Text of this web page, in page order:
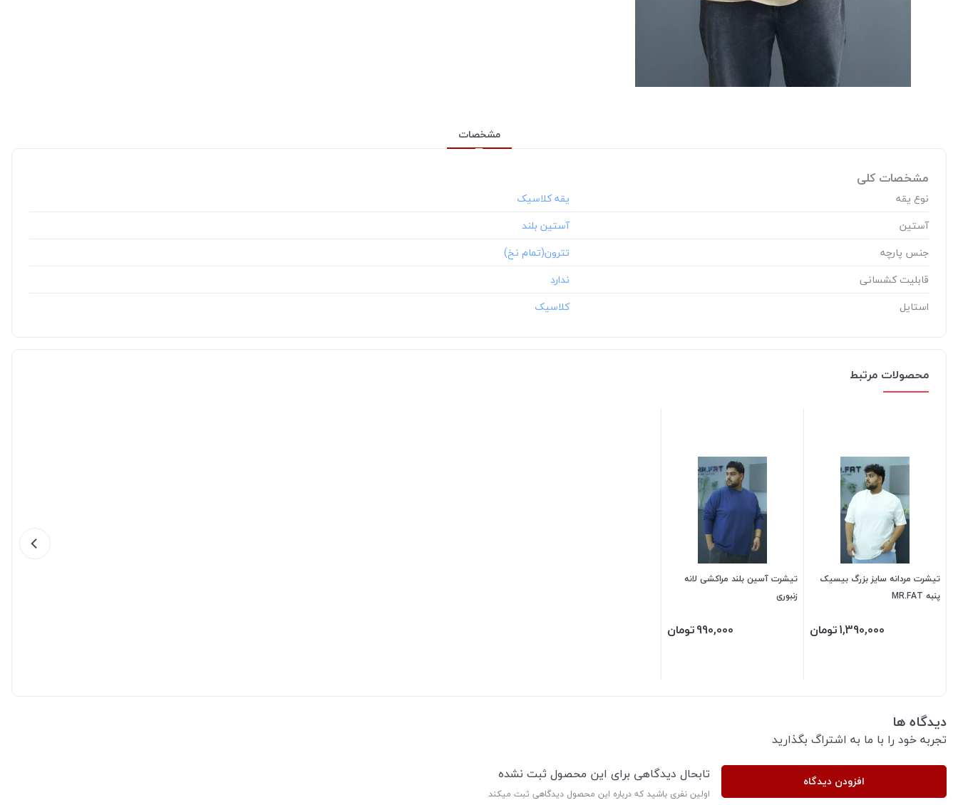
مشخصات
مشخصات کلی
نوع یقه
آستین
جنس پارچه
قابلیت کشسانی
استایل
محصولات مرتبط
تیشرت مردانه سایز بزرگ بیسیک
پنبه MR.FAT
1,390,000تومان
تیشرت آسین بلند مراکشی لانه
زنبوری
990,000تومان
دیدگاه ها
تجربه خود را با ما به اشتراگ بگذارید
افزودن دیدگاه تابحال دیدگاهی برای این محصول ثبت نشده
اولین نفری باشید که درباره این محصول دیدگاهی ثبت میکند